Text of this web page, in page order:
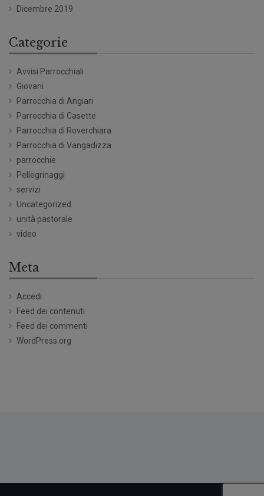
Dicembre 2019
Categorie
Avvisi Parrocchiali
Giovani
Parrocchia di Angiari
Parrocchia di Casette
Parrocchia di Roverchiara
Parrocchia di Vangadizza
parrocchie
Pellegrinaggi
servizi
Uncategorized
unità pastorale
video
Meta
Accedi
Feed dei contenuti
Feed dei commenti
WordPress.org